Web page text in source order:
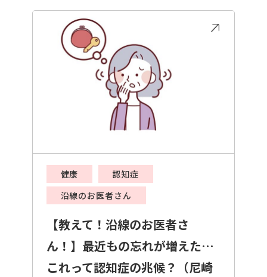
健康
認知症
沿線のお医者さん
【教えて！沿線のお医者さ
ん！】最近もの忘れが増えた…
これって認知症の兆候？（尼崎